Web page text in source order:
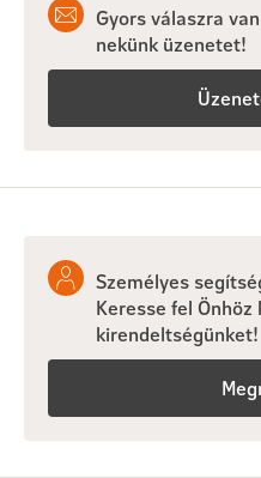
Gyors válaszra
nekünk üzenetet!
Személyes
Keresse fel
kirendeltségünket!